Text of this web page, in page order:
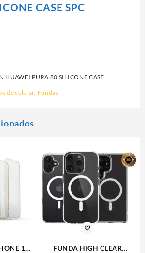
CASE SPC
HUAWEI PURA 80 SILICONE CASE
de celular, Fundas
17
FUNDA HIGH CLEAR